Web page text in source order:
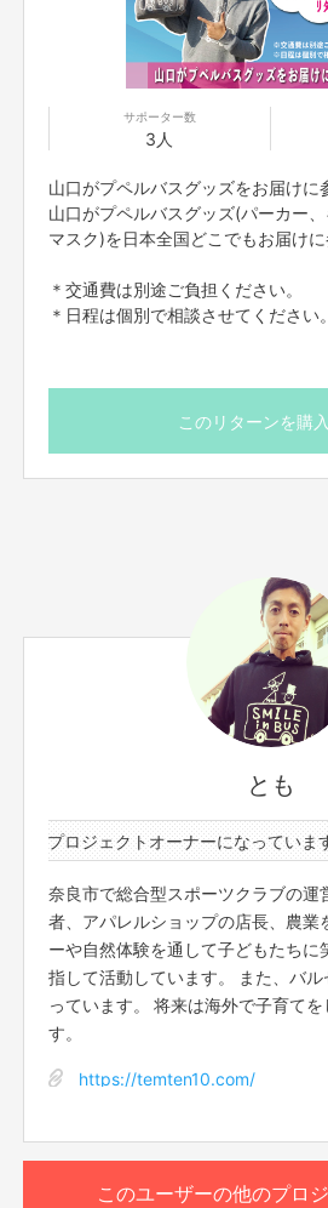
とも
プロジェクトオーナーになっています。
奈良市で総合型スポーツクラブの運
者、アパレルショップの店長、農業
ーや自然体験を通して子どもたちに
指して活動しています。 また、バ
っています。 将来は海外で子育て
す。
https://temten10.com/
サポーター数
3人
山口がプペルバスグッズをお届けに
山口がプペルバスグッズ(パーカー、
マスク)を日本全国どこでもお届けに
＊交通費は別途ご負担ください。
＊日程は個別で相談させてください。
このリターンを購
このユーザーの他のプロ